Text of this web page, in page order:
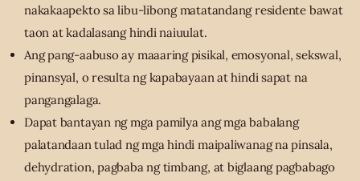
nakakaapekto sa libu-libong matatandang residente bawat
taon at kadalasang hindi naiuulat.
Ang pang-aabuso ay maaaring pisikal, emosyonal, sekswal,
pinansyal, o resulta ng kapabayaan at hindi sapat na
pangangalaga.
Dapat bantayan ng mga pamilya ang mga babalang
palatandaan tulad ng mga hindi maipaliwanag na pinsala,
dehydration, pagbaba ng timbang, at biglaang pagbabago